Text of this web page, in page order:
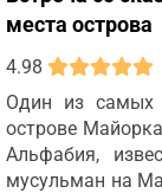
места острова
4.98
Один из самых
острове
Альфабия,
мусульман на